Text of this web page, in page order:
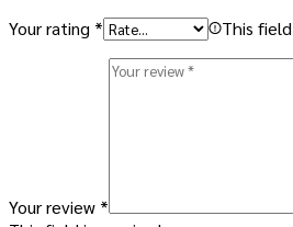
Your rating * This
Your review *